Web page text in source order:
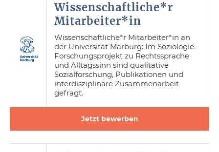
Wissenschaftliche*r
Mitarbeiter*in
Wissenschaftliche*r Mitarbeiter*in an
der Universität Marburg: Im Soziologie-
Forschungsprojekt zu Rechtssprache
und Alltagssinn sind qualitative
Sozialforschung, Publikationen und
interdisziplinäre Zusammenarbeit
gefragt.
Jetzt bewerben